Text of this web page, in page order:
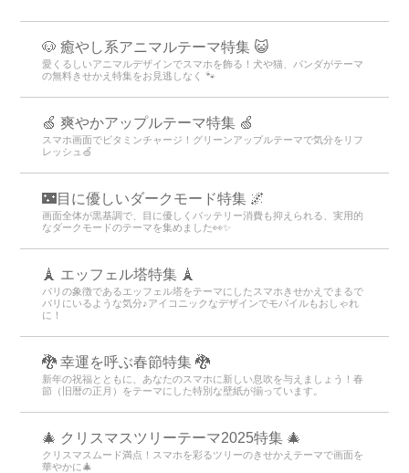
🐶 癒やし系アニマルテーマ特集 😺
愛くるしいアニマルデザインでスマホを飾る！犬や猫、パンダがテーマ
の無料きせかえ特集をお見逃しなく 🐾
🍏 爽やかアップルテーマ特集 🍏
スマホ画面でビタミンチャージ！グリーンアップルテーマで気分をリフ
レッシュ🍏
🌃目に優しいダークモード特集 🌌
画面全体が黒基調で、目に優しくバッテリー消費も抑えられる、実用的
なダークモードのテーマを集めました👀✨
🗼 エッフェル塔特集 🗼
パリの象徴であるエッフェル塔をテーマにしたスマホきせかえでまるで
パリにいるような気分♪アイコニックなデザインでモバイルもおしゃれ
に！
🐉 幸運を呼ぶ春節特集 🐉
新年の祝福とともに、あなたのスマホに新しい息吹を与えましょう！春
節（旧暦の正月）をテーマにした特別な壁紙が揃っています。
🎄 クリスマスツリーテーマ2025特集 🎄
クリスマスムード満点！スマホを彩るツリーのきせかえテーマで画面を
華やかに🎄